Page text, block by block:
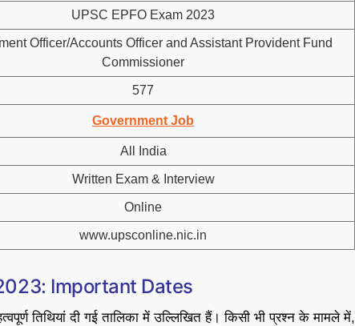
UPSC EPFO Exam 2023
Officer/Accounts Officer and Assistant Provident Fund
Commissioner
577
Government Job
All India
Written Exam & Interview
Online
www.upsconline.nic.in
Important Dates
तिथियां दी गई तालिका में उल्लिखित हैं। किसी भी प्रश्न के मामले में,